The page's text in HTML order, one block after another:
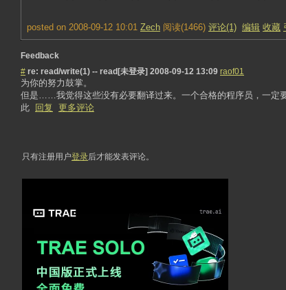
posted on 2008-09-12 10:01 Zech 阅读(1466) 评论(1) 编辑 收藏
Feedback
# re: read/write(1) -- read[未登录] 2008-09-12 13:09 raof01
为你的努力鼓掌。
但是……我觉得这些没有必要翻译过来。一个合格的程序员，一定
此 回复 更多评论
只有注册用户登录后才能发表评论。